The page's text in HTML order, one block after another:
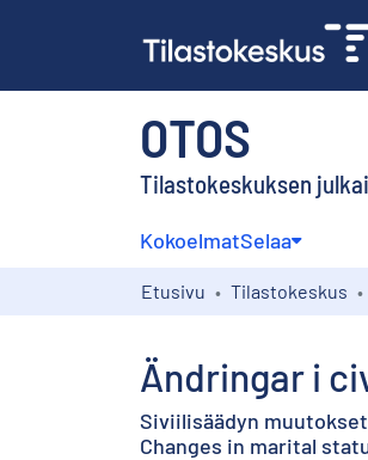
OTOS
Tilastokeskuksen
KokoelmatSelaa
Etusivu Tilastokeskus
Ändringar i
Siviilisäädyn
Changes in marital